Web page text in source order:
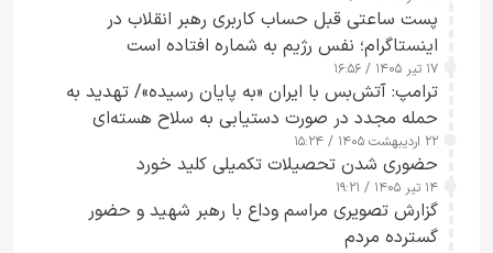
پست ساعتی قبل حساب کاربری رهبر انقلاب در
اینستاگرام؛ نفس رژیم به شماره افتاده است​
۱۷ تیر ۱۴۰۵ / ۱۶:۵۶
ترامپ: آتش‌بس با ایران «به پایان رسیده»/ تهدید به
حمله مجدد در صورت دستیابی به سلاح هسته‌ای
۲۲ اردیبهشت ۱۴۰۵ / ۱۵:۲۴
حضوری شدن تحصیلات تکمیلی کلید خورد
۱۴ تیر ۱۴۰۵ / ۱۹:۲۱
گزارش تصویری مراسم وداع با رهبر شهید و حضور
گسترده مردم